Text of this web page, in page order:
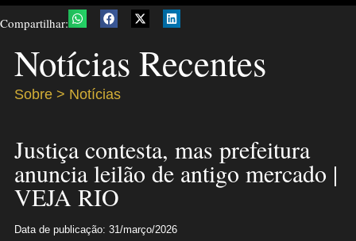
Compartilhar:
Notícias Recentes
Sobre > Notícias
Justiça contesta, mas prefeitura
anuncia leilão de antigo mercado |
VEJA RIO
Data de publicação: 31/março/2026